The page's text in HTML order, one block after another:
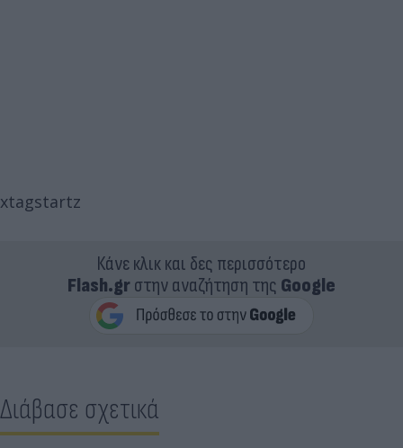
xtagstartz
Κάνε κλικ και δες περισσότερο
Flash.grστην αναζήτηση της Google
Διάβασε σχετικά